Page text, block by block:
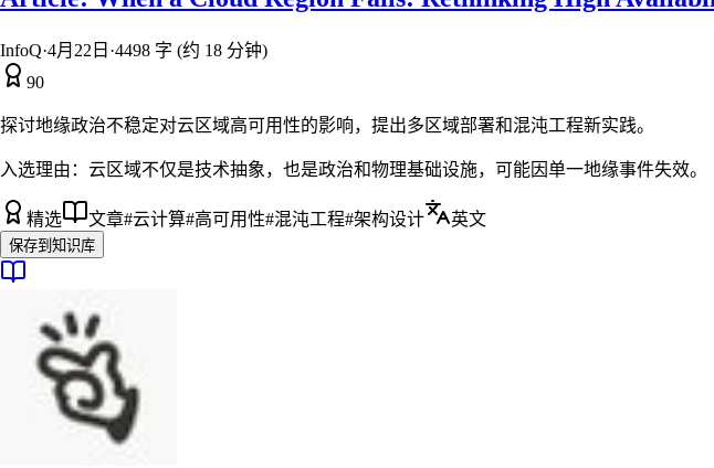
InfoQ·4月22日 ·4498 字 (约 18 分钟)
90
探讨地缘政治不稳定对云区域高可用性的影响，提出多区域部署和混沌工程新实践。
入选理由： 云区域不仅是技术抽象，也是政治和物理基础设施，可能因单一地缘事件失效。
精选 文章#云计算#高可用性#混沌工程#架构设计 英文
保存到知识库